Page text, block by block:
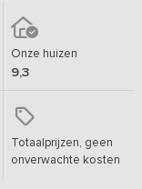
Onze huizen
9,3
Totaalprijzen, geen
onverwachte kosten